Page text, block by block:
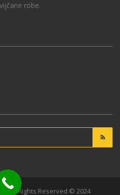
robe.
All Rights Reserved © 2024